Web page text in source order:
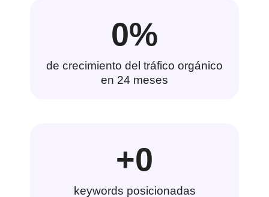
de crecimiento del tráfico orgánico
en 24 meses
0%
keywords posicionadas
+0